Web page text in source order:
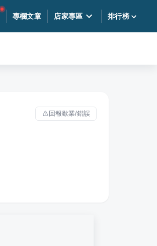
專欄文章 店家專區 排行榜
回報歇業/錯誤